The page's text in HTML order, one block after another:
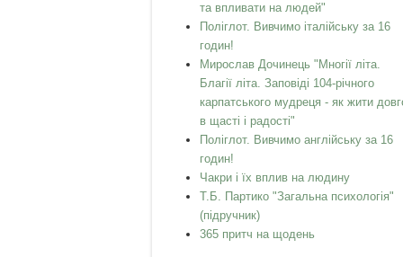
та впливати на людей"
Поліглот. Вивчимо італійську за 16
годин!
Мирослав Дочинець "Многії літа.
Благії літа. Заповіді 104-річного
карпатського мудреця - як жити
в щасті і радості"
Поліглот. Вивчимо англійську за 16
годин!
Чакри і їх вплив на людину
Т.Б. Партико "Загальна психологія"
(підручник)
365 притч на щодень